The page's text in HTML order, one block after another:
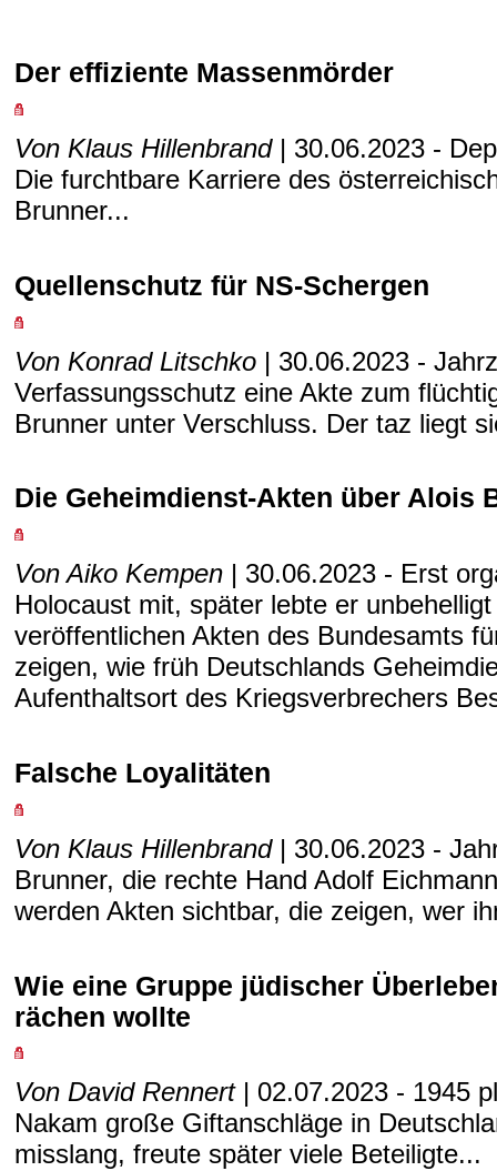
Der effiziente Massenmörder
Von Klaus Hillenbrand| 30.06.2023 -
Die furchtbare Karriere des
Brunner...
Quellenschutz für NS-Schergen
Von Konrad Litschko | 30.06.2023 -
Verfassungsschutz eine Akte zum
Brunner unter Verschluss. Der taz liegt
Die Geheimdienst-Akten über Alois
Von Aiko Kempen | 30.06.2023 - Erst
Holocaust mit, später lebte er
veröffentlichen Akten des Bundesamts
zeigen, wie früh Deutschlands
Aufenthaltsort des Kriegsverbrechers
Falsche Loyalitäten
Von Klaus Hillenbrand| 30.06.2023 -
Brunner, die rechte Hand Adolf
werden Akten sichtbar, die zeigen, wer
Wie eine Gruppe jüdischer
rächen wollte
Von David Rennert| 02.07.2023 - 1945
Nakam große Giftanschläge in
misslang, freute später viele Beteiligte...